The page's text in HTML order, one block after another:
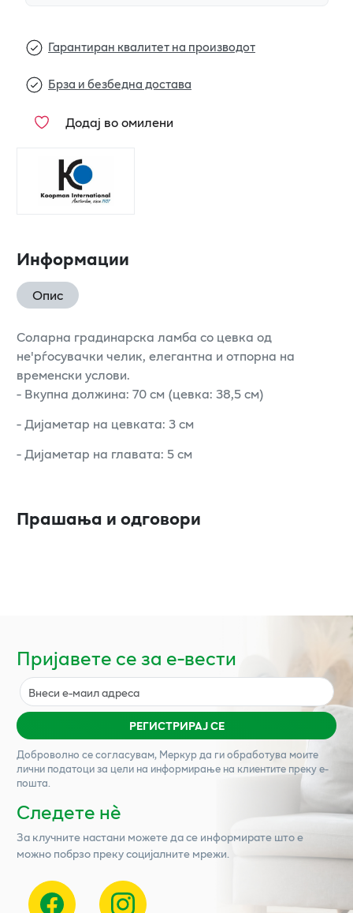
Гарантиран квалитет на производот
Брза и безбедна достава
Додај во омилени
Информации
Опис
Соларна градинарска ламба со цевка од
не'рѓосувачки челик, елегантна и отпорна на
временски услови.
- Вкупна должина: 70 см (цевка: 38,5 см)
- Дијаметар на цевката: 3 см
- Дијаметар на главата: 5 см
Прашања и одговори
Пријавете се за е-вести
РЕГИСТРИРАЈ СЕ
Доброволно се согласувам, Меркурда ги обработува моите
лични податоци за цели на информирање на клиентите преку е-
пошта.
Следете нѐ
За клучните настани можете да се информирате што е
можно побрзо преку социјалните мрежи.